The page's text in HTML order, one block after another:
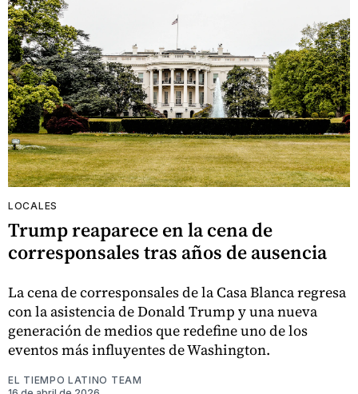
LOCALES
Trump reaparece en la cena de
corresponsales tras años de ausencia
La cena de corresponsales de la Casa Blanca regresa
con la asistencia de Donald Trump y una nueva
generación de medios que redefine uno de los
eventos más influyentes de Washington.
EL TIEMPO LATINO TEAM